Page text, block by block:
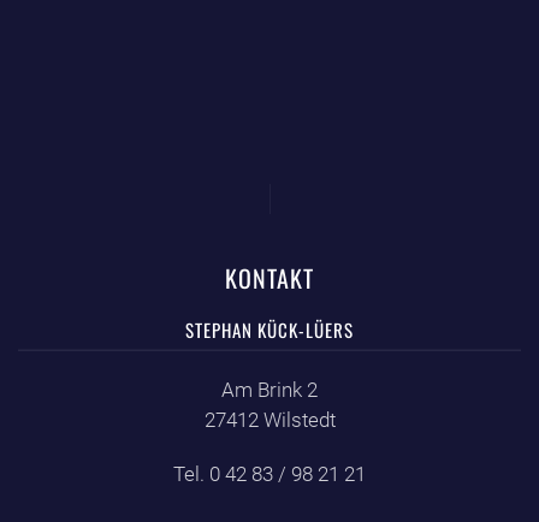
KONTAKT
STEPHAN KÜCK-LÜERS
Am Brink 2
27412 Wilstedt
Tel. 0 42 83 / 98 21 21